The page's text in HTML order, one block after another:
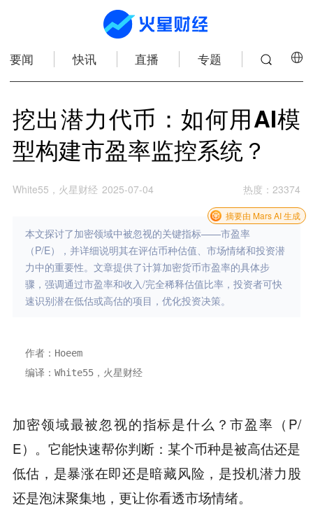
要闻 快讯 直播 专题
挖出潜力代币：如何用AI模
型构建市盈率监控系统？
White55，火星财经 2025-07-04 热度 ： 23374
本文探讨了加密领域中被忽视的关键指标——市盈率
（P/E），并详细说明其在评估币种估值、市场情绪和投资潜
力中的重要性。文章提供了计算加密货币市盈率的具体步
骤，强调通过市盈率和收入/完全稀释估值比率，投资者可快
速识别潜在低估或高估的项目，优化投资决策。
摘要由 Mars AI 生成
作者：Hoeem
编译：White55，火星财经
加密领域最被忽视的指标是什么？市盈率（P/
E）。它能快速帮你判断：某个币种是被高估还是
低估，是暴涨在即还是暗藏风险，是投机潜力股
还是泡沫聚集地，更让你看透市场情绪。